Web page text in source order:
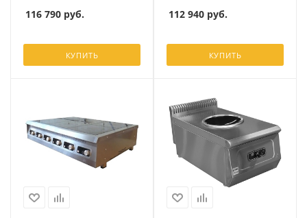
116 790 руб.
КУПИТЬ
112 940 руб.
КУПИТЬ